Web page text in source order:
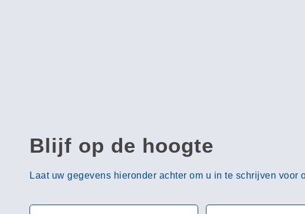
Blijf op de hoogte
Laat uw gegevens hieronder achter om u in te schrijven voor